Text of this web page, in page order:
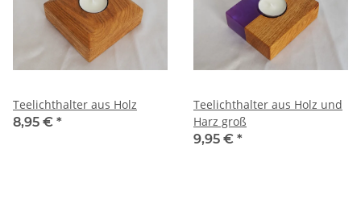
Teelichthalter aus Holz
8,95 € *
Teelichthalter aus Holz und
Harz groß
9,95 € *